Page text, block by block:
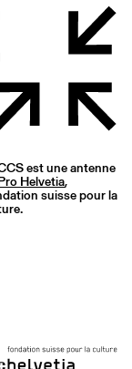
est une antenne
Helvetia,
suisse pour la